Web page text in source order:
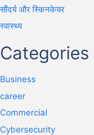
सौंदर्य और स्किनकेयर
स्वास्थ्य
Categories
Business
career
Commercial
Cybersecurity